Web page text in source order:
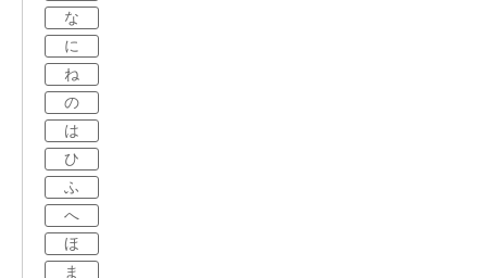
な
に
ね
の
は
ひ
ふ
へ
ほ
ま